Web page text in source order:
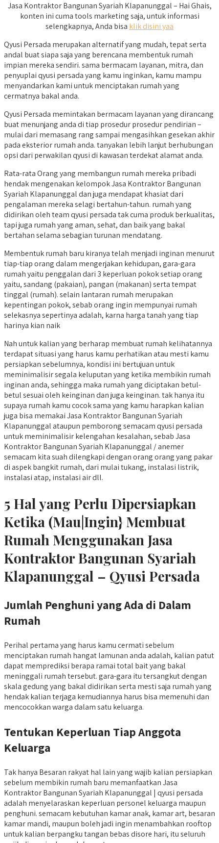
Jasa Kontraktor Bangunan Syariah Klapanunggal – Hai Ghais,
konten ini cuma tools marketing saja, untuk informasi
selengkapnya, Anda bisa klik disini yaa
Qyusi Persada merupakan alternatif yang mudah, tepat serta
andal buat siapa saja yang berencana membentuk rumah
impian mereka sendiri. sama bermacam layanan, mitra, dan
penyuplai qyusi persada yang kamu inginkan, kamu mampu
menyandarkan kami untuk menciptakan rumah yang
cermatnya bakal anda.
Qyusi Persada memintakan bermacam layanan yang dirancang
buat menunjang anda di tiap prosedur prosedur pendirian –
mulai dari memasang rang sampai mengasihkan gesekan akhir
pada eksterior rumah anda. tanyakan lebih lanjut berhubungan
opsi dari perwakilan qyusi di kawasan terdekat alamat anda.
Rata-rata Orang yang membangun rumah mereka pribadi
hendak mengenakan kelompok Jasa Kontraktor Bangunan
Syariah Klapanunggal dan juga mendapat khasiat dari
pengalaman mereka selagi bertahun-tahun. rumah yang
didirikan oleh team qyusi persada tak cuma produk berkualitas,
tapi juga rumah yang aman, sehat, dan baik yang bakal
bertahan selama sebagian turunan mendatang.
Membentuk rumah baru kiranya telah menjadi inginan menurut
tiap-tiap orang dalam mengerjakan kehidupan, gara-gara
rumah yaitu penggalan dari 3 keperluan pokok setiap orang
yaitu, sandang (pakaian), pangan (makanan) serta tempat
tinggal (rumah). selain lantaran rumah merupakan
kepentingan pokok, sebab orang ingin mempunyai rumah
selekasnya sepertinya adalah, karna harga tanah yang tiap
harinya kian naik
Nah untuk kalian yang berharap membuat rumah kelihatannya
terdapat situasi yang harus kamu perhatikan atau mesti kamu
persiapkan sebelumnya, kondisi ini bertujuan untuk
meminimalisir segala keluputan yang ketika membikin rumah
inginan anda, sehingga maka rumah yang diciptakan betul-
betul sesuai oleh keinginan dan juga keinginan. tak hanya itu
supaya rumah kamu cocok sama yang kamu harapkan kalian
juga bisa memakai Jasa Kontraktor Bangunan Syariah
Klapanunggal ataupun pemborong semacam qyusi persada
untuk meminimalisir kelengahan kesalahan, sebab Jasa
Kontraktor Bangunan Syariah Klapanunggal / anemer
semacam kita suah dilengkapi dengan orang orang yang pakar
di aspek bangkit rumah, dari mulai tukang, instalasi listrik,
instalasi atap, instalasi air dll.
5 Hal yang Perlu Dipersiapkan
Ketika (Mau|Ingin} Membuat
Rumah Menggunakan Jasa
Kontraktor Bangunan Syariah
Klapanunggal – Qyusi Persada
Jumlah Penghuni yang Ada di Dalam
Rumah
Perihal pertama yang harus kamu cermati sebelum
menciptakan rumah hangat lamunan anda adalah, kalian patut
dapat memprediksi berapa ramai total bait yang bakal
meninggali rumah tersebut. gara-gara itu tersangkut dengan
skala gedung yang bakal didirikan serta mesti saja rumah yang
hendak kalian terjaga kemudiannya harus bisa memenuhi dan
mencocokkan warga dalam satu keluarga.
Tentukan Keperluan Tiap Anggota
Keluarga
Tak hanya Besaran rakyat hal lain yang wajib kalian persiapkan
sebelum membikin rumah baru memanfaatkan Jasa
Kontraktor Bangunan Syariah Klapanunggal | qyusi persada
adalah menyelaraskan keperluan personel keluarga maupun
penghuni. semacam kebutuhan kamar anak, kamar art, besaran
kamar mandi, maupun boleh jadi ingin menambahkan rooftop
untuk kalian berpangku tangan bebas disore hari, itu seluruh